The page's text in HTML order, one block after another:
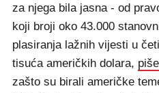
za njega bila jasna - od
koji broji oko 43.000
plasiranja lažnih vijesti u
tisuća američkih dolara,
zašto su birali američke